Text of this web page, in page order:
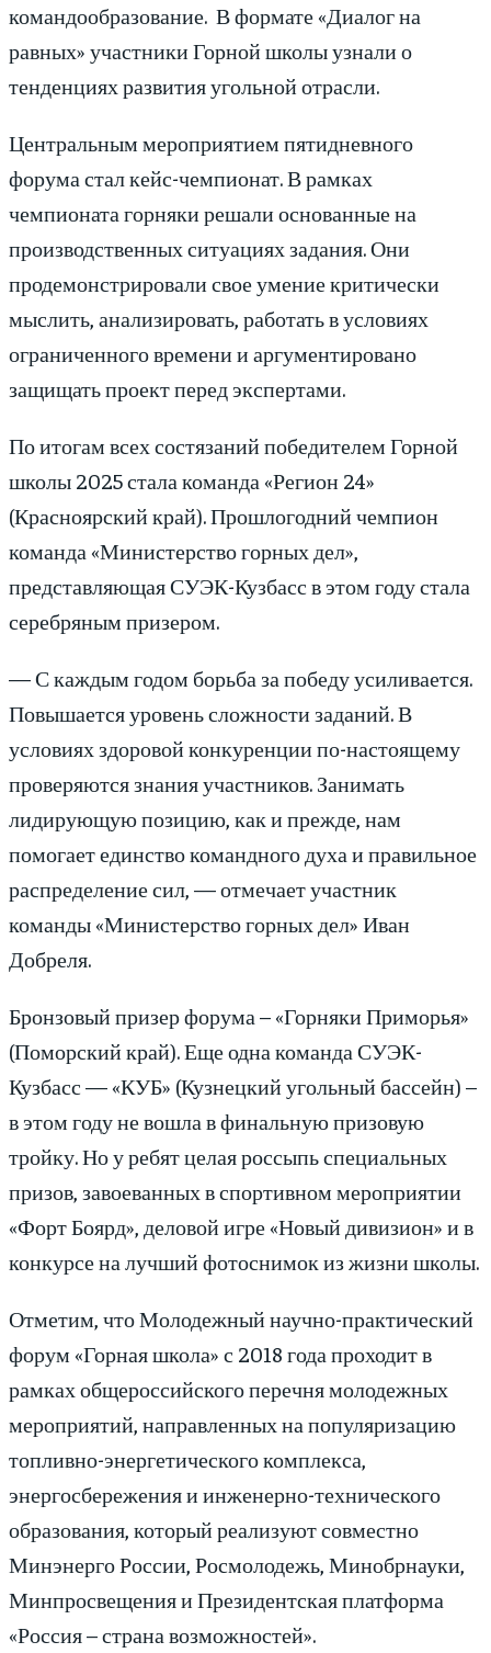
командообразование. В формате «Диалог на
равных» участники Горной школы узнали о
тенденциях развития угольной отрасли.
Центральным мероприятием пятидневного
форума стал кейс-чемпионат. В рамках
чемпионата горняки решали основанные на
производственных ситуациях задания. Они
продемонстрировали свое умение критически
мыслить, анализировать, работать в условиях
ограниченного времени и аргументировано
защищать проект перед экспертами.
По итогам всех состязаний победителем Горной
школы 2025 стала команда «Регион 24»
(Красноярский край). Прошлогодний чемпион
команда «Министерство горных дел»,
представляющая СУЭК-Кузбасс в этом году стала
серебряным призером.
— С каждым годом борьба за победу усиливается.
Повышается уровень сложности заданий. В
условиях здоровой конкуренции по-настоящему
проверяются знания участников. Занимать
лидирующую позицию, как и прежде, нам
помогает единство командного духа и правильное
распределение сил, — отмечает участник
команды «Министерство горных дел» Иван
Добреля.
Бронзовый призер форума – «Горняки Приморья»
(Поморский край). Еще одна команда СУЭК-
Кузбасс — «КУБ» (Кузнецкий угольный бассейн) –
в этом году не вошла в финальную призовую
тройку. Но у ребят целая россыпь специальных
призов, завоеванных в спортивном мероприятии
«Форт Боярд», деловой игре «Новый дивизион» и в
конкурсе на лучший фотоснимок из жизни школы.
Отметим, что Молодежный научно-практический
форум «Горная школа» с 2018 года проходит в
рамках общероссийского перечня молодежных
мероприятий, направленных на популяризацию
топливно-энергетического комплекса,
энергосбережения и инженерно-технического
образования, который реализуют совместно
Минэнерго России, Росмолодежь, Минобрнауки,
Минпросвещения и Президентская платформа
«Россия – страна возможностей».